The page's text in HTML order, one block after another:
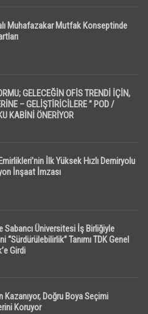
Muhafazakar Mutfak Konseptinde
GELECEĞİN OFİS TRENDİ İÇİN,
– GELİŞTİRİCİLERE ” POD /
KABİNİ ÖNERİYOR
İlk Yüksek Hızlı Demiryolu
İnşaat İmzası
Sabancı Üniversitesi İş Birliğiyle
“Sürdürülebilirlik” Tanımı TDK Genel
Girdi
Kazanıyor, Doğru Boya Seçimi
Koruyor